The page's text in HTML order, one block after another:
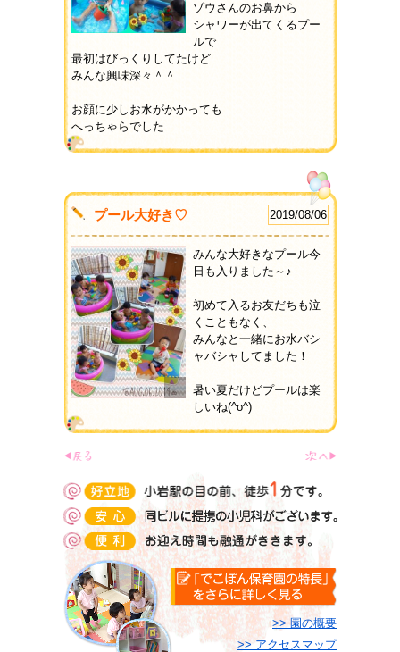
ゾウさんのお鼻から
シャワーが出てくるプー
ルで
最初はびっくりしてたけど
みんな興味深々＾＾
お顔に少しお水がかかっても
へっちゃらでした
2019/08/06
プール大好き♡
みんな大好きなプール今
日も入りました～♪
初めて入るお友だちも泣
くこともなく、
みんなと一緒にお水バシ
ャバシャしてました！
暑い夏だけどプールは楽
しいね(^o^)
>> 園の概要
>> アクセスマップ